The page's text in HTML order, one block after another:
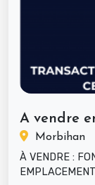
A vendre
Morbihan
À VENDRE :